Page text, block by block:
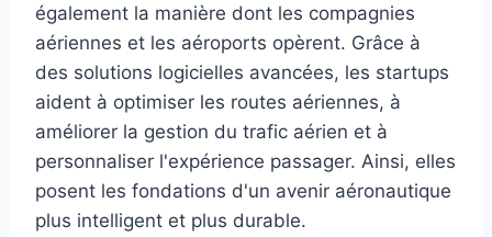
également la manière dont les compagnies
aériennes et les aéroports opèrent. Grâce à
des solutions logicielles avancées, les startups
aident à optimiser les routes aériennes, à
améliorer la gestion du trafic aérien et à
personnaliser l'expérience passager. Ainsi, elles
posent les fondations d'un avenir aéronautique
plus intelligent et plus durable.